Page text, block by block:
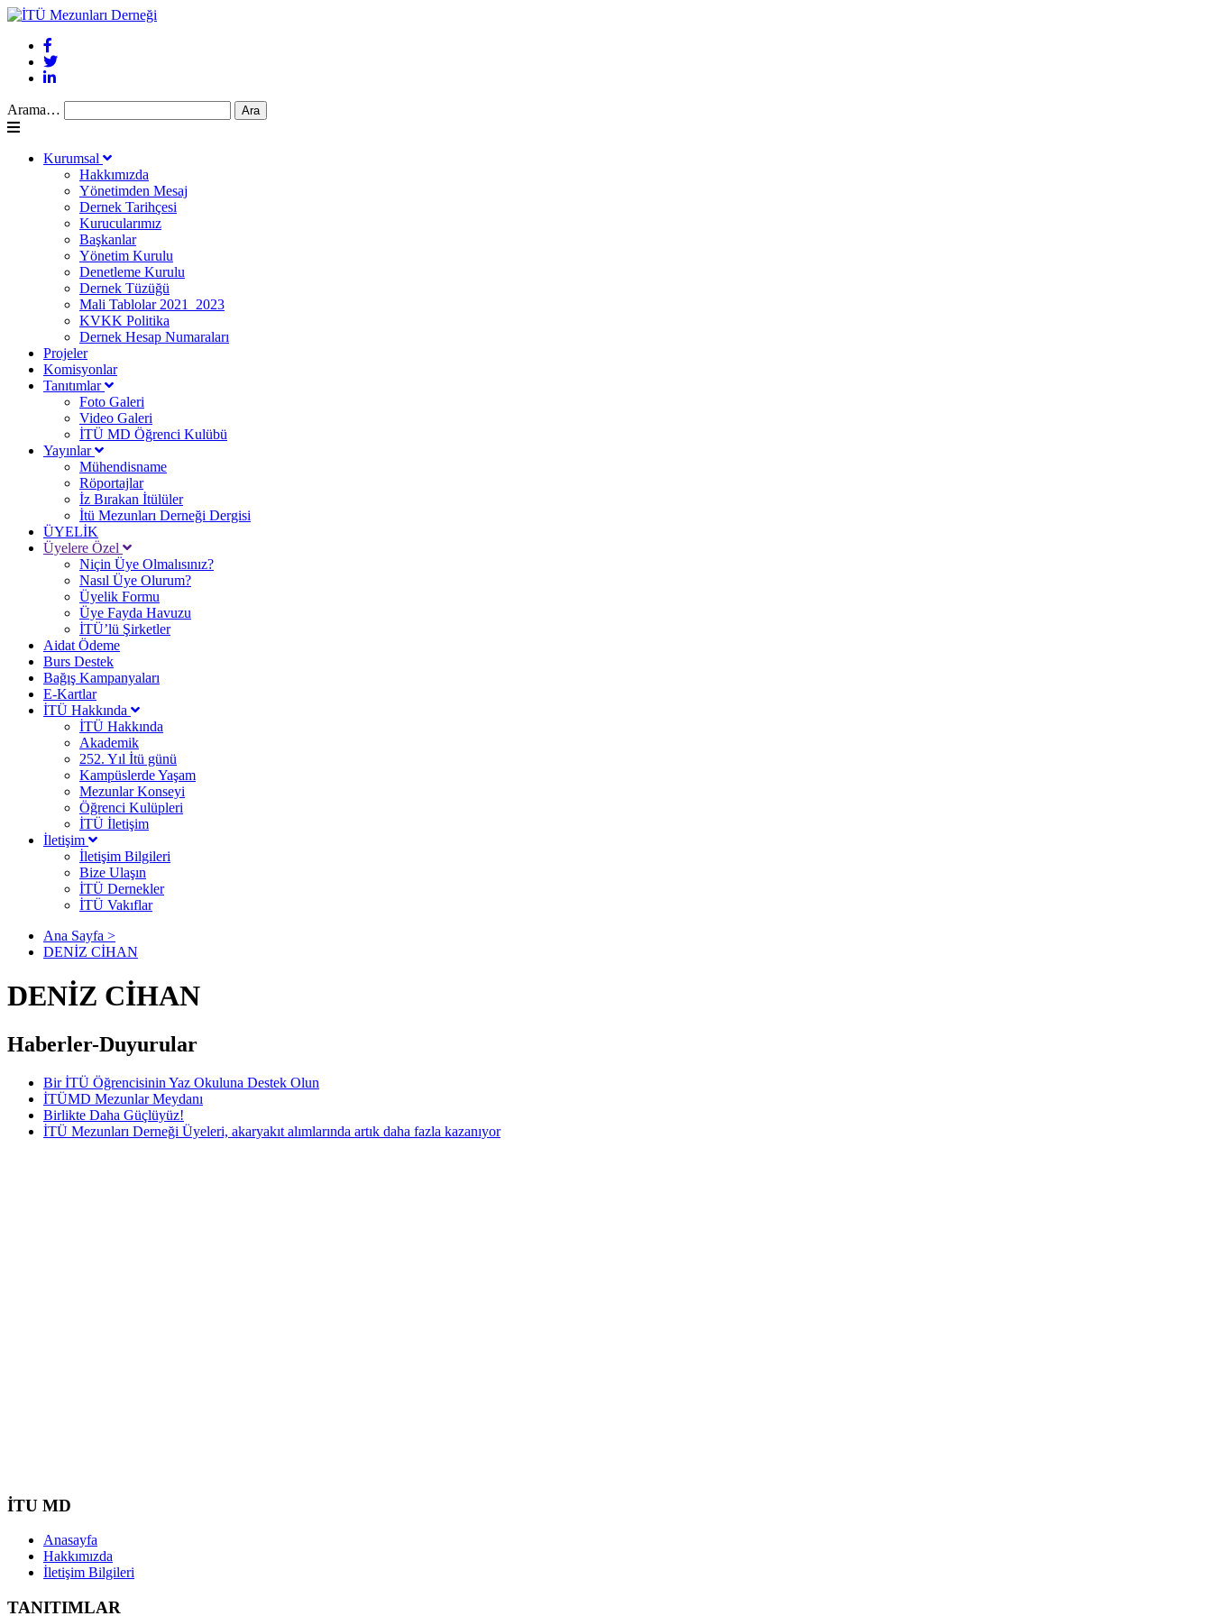
Arama…
Kurumsal
Hakkımızda
Yönetimden Mesaj
Dernek Tarihçesi
Kurucularımız
Başkanlar
Yönetim Kurulu
Denetleme Kurulu
Dernek Tüzüğü
Mali Tablolar 2021_2023
KVKK Politika
Dernek Hesap Numaraları
Projeler
Komisyonlar
Tanıtımlar
Foto Galeri
Video Galeri
İTÜ MD Öğrenci Kulübü
Yayınlar
Mühendisname
Röportajlar
İz Bırakan İtülüler
İtü Mezunları Derneği Dergisi
ÜYELİK
Üyelere Özel
Niçin Üye Olmalısınız?
Nasıl Üye Olurum?
Üyelik Formu
Üye Fayda Havuzu
İTÜ’lü Şirketler
Aidat Ödeme
Burs Destek
Bağış Kampanyaları
E-Kartlar
İTÜ Hakkında
İTÜ Hakkında
Akademik
252. Yıl İtü günü
Kampüslerde Yaşam
Mezunlar Konseyi
Öğrenci Kulüpleri
İTÜ İletişim
İletişim
İletişim Bilgileri
Bize Ulaşın
İTÜ Dernekler
İTÜ Vakıflar
Ana Sayfa >
DENİZ CİHAN
DENİZ CİHAN
Haberler-Duyurular
Bir İTÜ Öğrencisinin Yaz Okuluna Destek Olun
İTÜMD Mezunlar Meydanı
Birlikte Daha Güçlüyüz!
İTÜ Mezunları Derneği Üyeleri, akaryakıt alımlarında artık daha fazla kazanıyor
İTU MD
Anasayfa
Hakkımızda
İletişim Bilgileri
TANITIMLAR